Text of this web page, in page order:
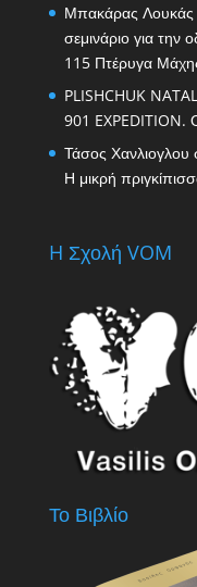
Μπακάρας Λουκάς
σεμινάριο για την
115 Πτέρυγα
PLISHCHUK
901 EXPEDITION.
Τάσος Χανλιογλου
Η μικρή
H Σχολή VOM
Το Βιβλίο